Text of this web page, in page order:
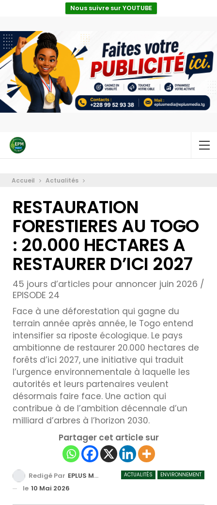
Nous suivre sur YOUTUBE
Accueil Actualités
RESTAURATION
FORESTIERES AU TOGO
: 20.000 HECTARES A
RESTAURER D’ICI 2027
45 jours d’articles pour annoncer juin 2026 /
EPISODE 24
Face à une déforestation qui gagne du
terrain année après année, le Togo entend
intensifier sa riposte écologique. Le pays
ambitionne de restaurer 20.000 hectares de
forêts d’ici 2027, une initiative qui traduit
l’urgence environnementale à laquelle les
autorités et leurs partenaires veulent
désormais faire face. Une action qui
contribue à de l’ambition décennale d’un
milliard d’arbres à l’horizon 2030.
Partager cet article sur
ACTUALITÉS ENVIRONNEMENT
Redigé Par EPLUS MEDIA TV
le 10 Mai 2026